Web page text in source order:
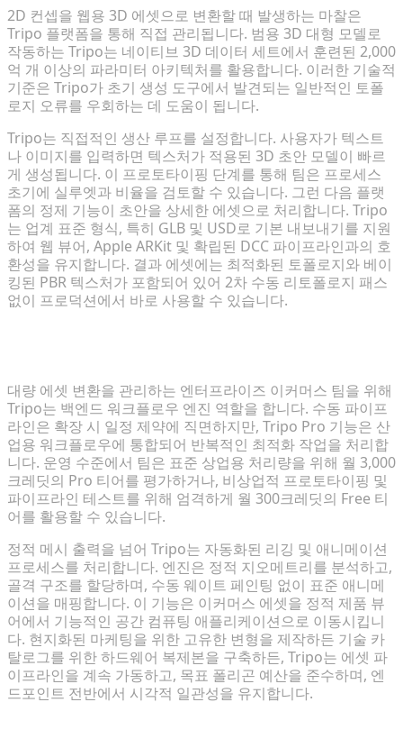
2D 컨셉을 웹용 3D 에셋으로 변환할 때 발생하는 마찰은
Tripo 플랫폼을 통해 직접 관리됩니다. 범용 3D 대형 모델로
작동하는 Tripo는 네이티브 3D 데이터 세트에서 훈련된 2,000
억 개 이상의 파라미터 아키텍처를 활용합니다. 이러한 기술적
기준은 Tripo가 초기 생성 도구에서 발견되는 일반적인 토폴
로지 오류를 우회하는 데 도움이 됩니다.
Tripo는 직접적인 생산 루프를 설정합니다. 사용자가 텍스트
나 이미지를 입력하면 텍스처가 적용된 3D 초안 모델이 빠르
게 생성됩니다. 이 프로토타이핑 단계를 통해 팀은 프로세스
초기에 실루엣과 비율을 검토할 수 있습니다. 그런 다음 플랫
폼의 정제 기능이 초안을 상세한 에셋으로 처리합니다. Tripo
는 업계 표준 형식, 특히 GLB 및 USD로 기본 내보내기를 지원
하여 웹 뷰어, Apple ARKit 및 확립된 DCC 파이프라인과의 호
환성을 유지합니다. 결과 에셋에는 최적화된 토폴로지와 베이
킹된 PBR 텍스처가 포함되어 있어 2차 수동 리토폴로지 패스
없이 프로덕션에서 바로 사용할 수 있습니다.
대량 에셋 변환을 관리하는 엔터프라이즈 이커머스 팀을 위해
Tripo는 백엔드 워크플로우 엔진 역할을 합니다. 수동 파이프
라인은 확장 시 일정 제약에 직면하지만, Tripo Pro 기능은 산
업용 워크플로우에 통합되어 반복적인 최적화 작업을 처리합
니다. 운영 수준에서 팀은 표준 상업용 처리량을 위해 월 3,000
크레딧의 Pro 티어를 평가하거나, 비상업적 프로토타이핑 및
파이프라인 테스트를 위해 엄격하게 월 300크레딧의 Free 티
어를 활용할 수 있습니다.
정적 메시 출력을 넘어 Tripo는 자동화된 리깅 및 애니메이션
프로세스를 처리합니다. 엔진은 정적 지오메트리를 분석하고,
골격 구조를 할당하며, 수동 웨이트 페인팅 없이 표준 애니메
이션을 매핑합니다. 이 기능은 이커머스 에셋을 정적 제품 뷰
어에서 기능적인 공간 컴퓨팅 애플리케이션으로 이동시킵니
다. 현지화된 마케팅을 위한 고유한 변형을 제작하든 기술 카
탈로그를 위한 하드웨어 복제본을 구축하든, Tripo는 에셋 파
이프라인을 계속 가동하고, 목표 폴리곤 예산을 준수하며, 엔
드포인트 전반에서 시각적 일관성을 유지합니다.